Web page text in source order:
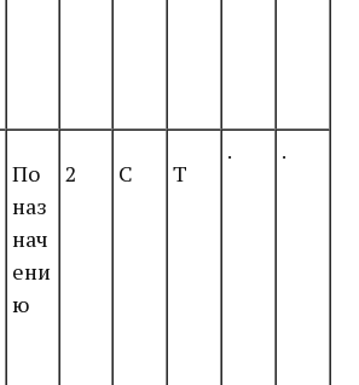
По
наз
нач
ени
ю
2 С Т
. .